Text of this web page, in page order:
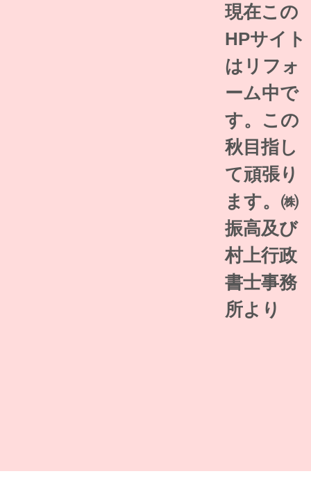
現在この
HPサイト
はリフォ
ーム中で
す。この
秋目指し
て頑張り
ます。㈱
振高及び
村上行政
書士事務
所より